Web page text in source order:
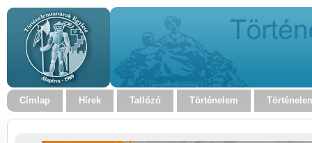
Címlap Hírek Tallózó Történelem